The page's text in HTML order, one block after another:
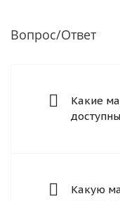
Вопрос/Ответ
Какие
Какую